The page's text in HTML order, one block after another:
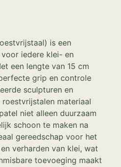
is een
iedere klei- en
een lengte van 15 cm
grip en controle
sculpturen en
materiaal
niet alleen duurzaam
schoon te maken na
gereedschap voor het
verharden van klei, wat
toevoeging maakt